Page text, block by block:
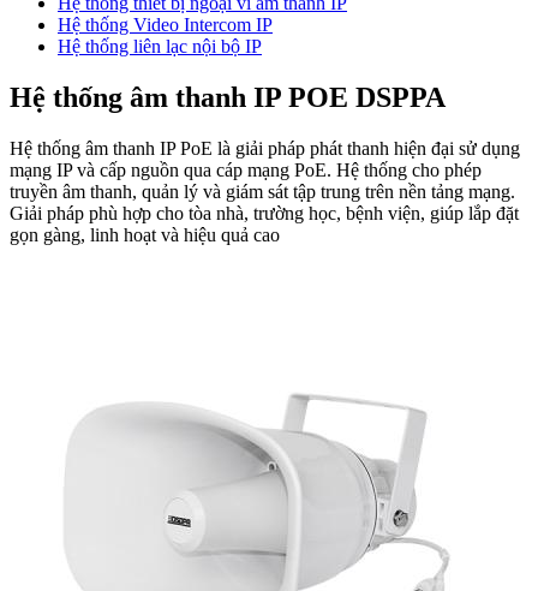
Hệ thống Video Intercom IP
Hệ thống liên lạc nội bộ IP
Hệ thống âm thanh IP POE DSPPA
Hệ thống âm thanh IP PoE là giải pháp phát thanh hiện đại sử dụng
mạng IP và cấp nguồn qua cáp mạng PoE. Hệ thống cho phép
truyền âm thanh, quản lý và giám sát tập trung trên nền tảng mạng.
Giải pháp phù hợp cho tòa nhà, trường học, bệnh viện, giúp lắp đặt
gọn gàng, linh hoạt và hiệu quả cao